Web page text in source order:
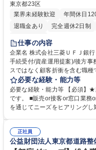
東京都23区
業界未経験歓迎
年間休日
退職金あり
完全週休2日制
土日祝休み
仕事の内容
企業名 株式会社三菱ＵＦＪ銀行 求人名 【東京都】本支店の窓口業務(事務
手続受付/資産運用提案)/後方事務/ロビー応対 仕事
スではなく顧客折衝を含む職
事していただきます。 ■窓口/
ーション、お客様対応 ■窓口にて、ご来店された個人のお客様に対して金
融商品のご提案 ■効率的な事務
に必ずご覧ください≫ ※記事
必要な経験・能力等
必要な経験・能力等 【必須】
です。 ■販売or接客or窓口業務
を通じてニーズをヒアリングし対応/
るので安心して入行いただけま
や社内副業等を活用し、 一人
正社員
公益財団法人東京都道路整